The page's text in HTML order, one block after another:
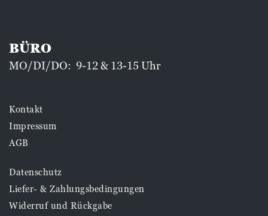
BÜRO
MO/DI/DO: 9-12 & 13-15 Uhr
Kontakt
Impressum
AGB
Datenschutz
Liefer- & Zahlungsbedingungen
Widerruf und Rückgabe